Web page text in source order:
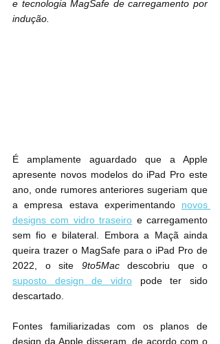
e tecnologia MagSafe de carregamento por
indução.
É amplamente aguardado que a Apple
apresente novos modelos do iPad Pro este
ano, onde rumores anteriores sugeriam que
a empresa estava experimentando novos
designs com vidro traseiro e carregamento
sem fio e bilateral. Embora a Maçã ainda
queira trazer o MagSafe para o iPad Pro de
2022, o site 9to5Mac
suposto design de vidro pode ter sido
descartado.
Fontes familiarizadas com os planos de
design da Apple disseram, de acordo com o